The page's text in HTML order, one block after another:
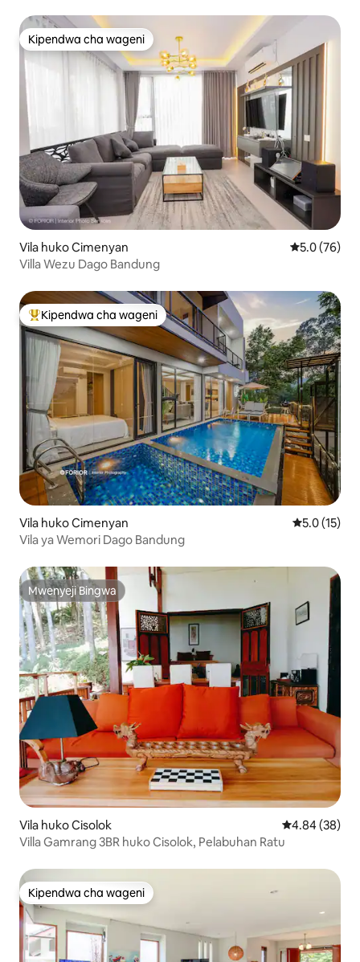
Kipendwa cha wageni
Kipendwa cha wageni
Vila huko Cimenyan Ukadiriaji
5.0 (76)
Villa Wezu Dago Bandung
Kipendwa maarufu cha wageni
Kipendwa cha wageni
Vila huko Cimenyan Ukadiriaji
5.0 (15)
Vila ya Wemori Dago Bandung
Mwenyeji Bingwa
Mwenyeji Bingwa
Vila huko Cisolok Ukadiriaji wa
4.84 (38)
Villa Gamrang 3BR huko Cisolok, Pelabuhan Ratu
Kipendwa cha wageni
Kipendwa cha wageni